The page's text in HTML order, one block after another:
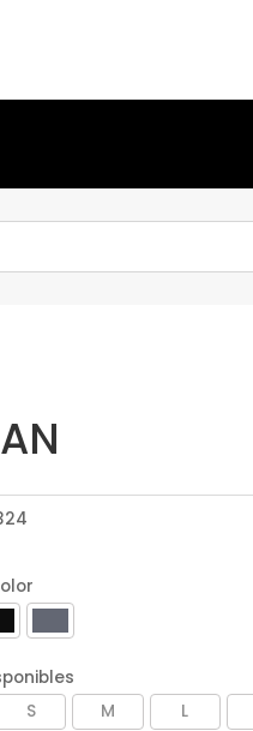
S M L